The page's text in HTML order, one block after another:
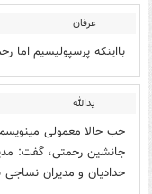
عرفان
بااینکه پرسپولیسیم اما
یدالله
خب حالا معمولی
جانشین رحمتی، گفت:
حدادیان و مدیران نساجی